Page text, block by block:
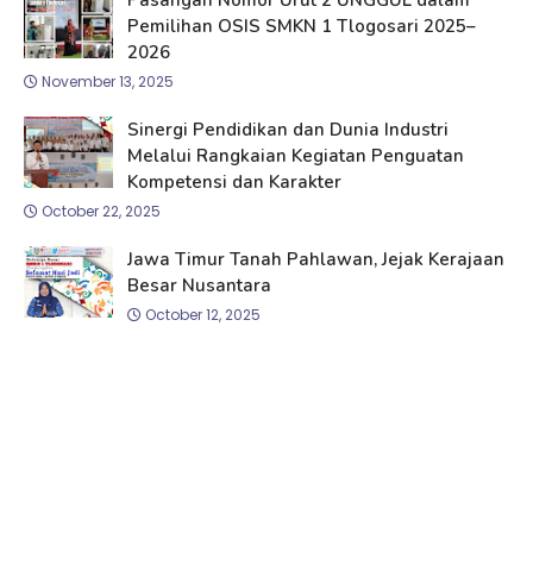
Pemilihan OSIS SMKN 1 Tlogosari 2025–
2026
November 13, 2025
Sinergi Pendidikan dan Dunia Industri
Melalui Rangkaian Kegiatan Penguatan
Kompetensi dan Karakter
October 22, 2025
Jawa Timur Tanah Pahlawan, Jejak Kerajaan
Besar Nusantara
October 12, 2025